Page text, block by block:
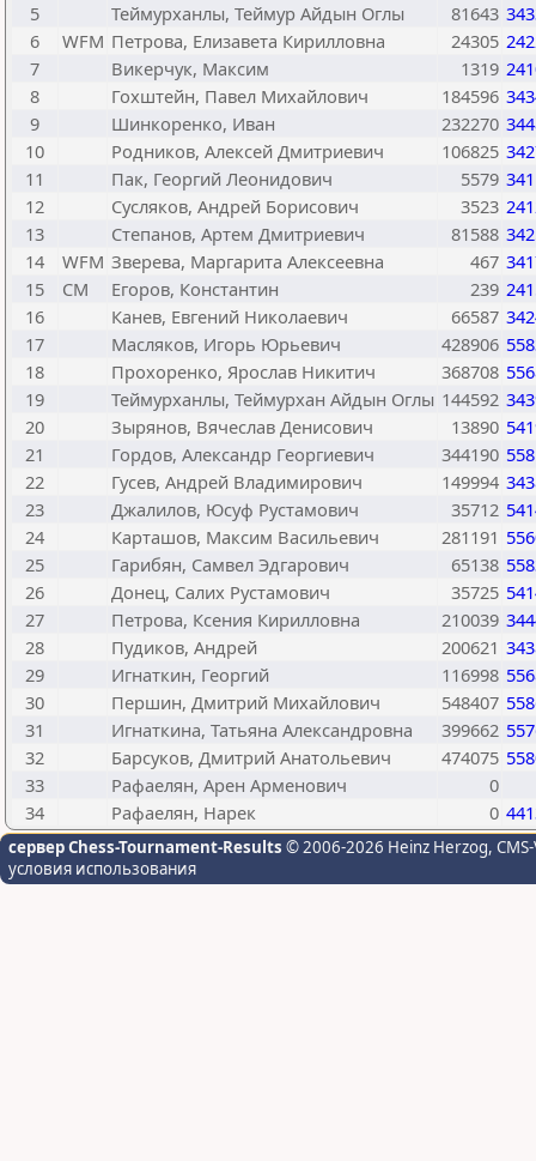
5
Теймурханлы, Теймур Айдын Оглы 81643
6
WFM Петрова, Елизавета Кирилловна 24305
7
Викерчук, Максим 1319
8
Гохштейн, Павел Михайлович 184596
9
Шинкоренко, Иван 232270
10
Родников, Алексей Дмитриевич 106825
11
Пак, Георгий Леонидович 5579
12
Сусляков, Андрей Борисович 3523
13
Степанов, Артем Дмитриевич 81588
14
WFM Зверева, Маргарита Алексеевна 467
15
CM Егоров, Константин 239
16
Канев, Евгений Николаевич 66587
17
Масляков, Игорь Юрьевич 428906
18
Прохоренко, Ярослав Никитич 368708
19
Теймурханлы, Теймурхан Айдын Оглы 144592
20
Зырянов, Вячеслав Денисович 13890
21
Гордов, Александр Георгиевич 344190
22
Гусев, Андрей Владимирович 149994
23
Джалилов, Юсуф Рустамович 35712
24
Карташов, Максим Васильевич 281191
25
Гарибян, Самвел Эдгарович 65138
26
Донец, Салих Рустамович 35725
27
Петрова, Ксения Кирилловна 210039
28
Пудиков, Андрей 200621
29
Игнаткин, Георгий 116998
30
Першин, Дмитрий Михайлович 548407
31
Игнаткина, Татьяна Александровна 399662
32
Барсуков, Дмитрий Анатольевич 474075
33
Рафаелян, Арен Арменович
0
34
Рафаелян, Нарек 0
сервер Chess-Tournament-Results © 2006-2026 Heinz Herzog,
условия использования